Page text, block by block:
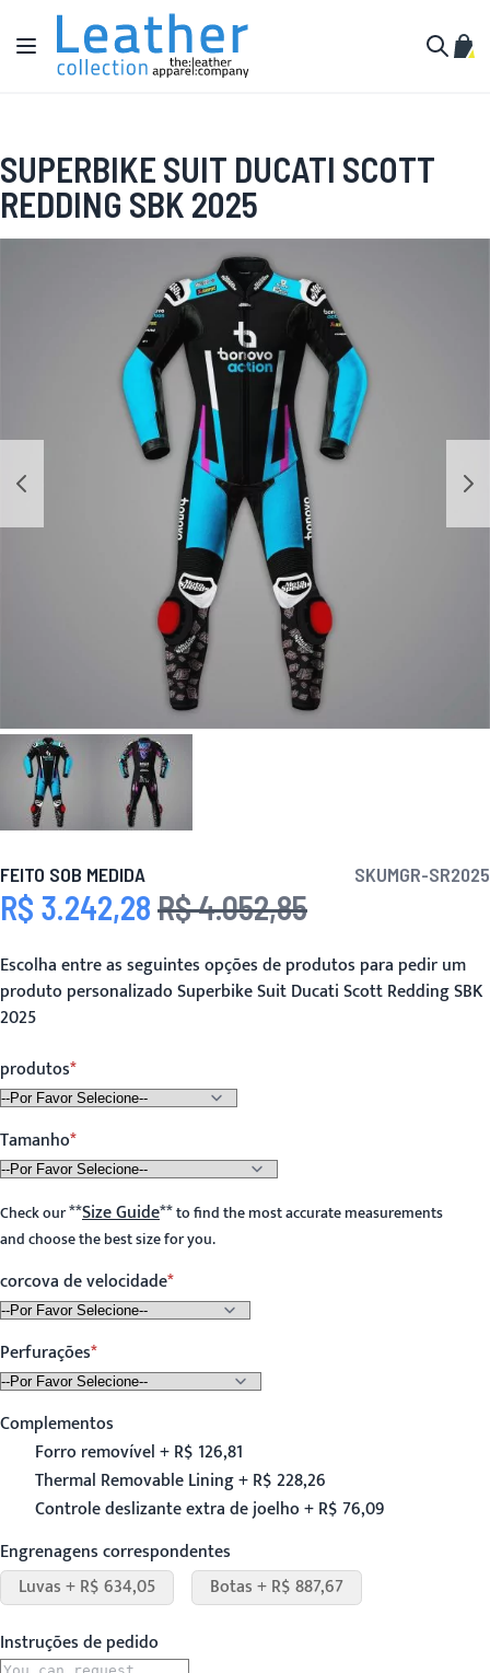
Pular para o conteúdo
Alternar Nav
SUPERBIKE SUIT DUCATI SCOTT
REDDING SBK 2025
FEITO SOB MEDIDA SKUMGR-SR2025
Preço Especial
R$ 3.242,28 Preço
R$ 4.052,85
Escolha entre as seguintes opções de produtos para pedir um
produto personalizado Superbike Suit Ducati Scott Redding SBK
2025
produtos
Tamanho
Check our**Size Guide**to find the most accurate measurements
and choose the best size for you.
corcova de velocidade
Perfurações
Complementos
Forro removível + R$ 126,81
Thermal Removable Lining + R$ 228,26
Controle deslizante extra de joelho + R$ 76,09
Engrenagens correspondentes
Luvas + R$ 634,05
Botas + R$ 887,67
Instruções de pedido